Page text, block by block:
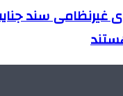
غیرنظامی سند